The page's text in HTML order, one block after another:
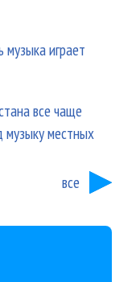
музыка играет
все чаще
музыку местных
все